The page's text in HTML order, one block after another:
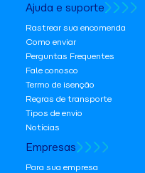
Ajuda e suporte
Rastrear sua encomenda
Como enviar
Perguntas Frequentes
Fale conosco
Termo de isenção
Regras de transporte
Tipos de envio
Notícias
Empresas
Para sua empresa